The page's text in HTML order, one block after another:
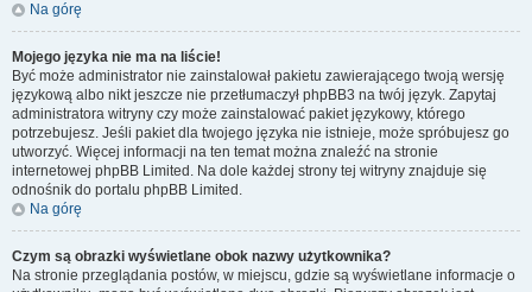
Na górę
Mojego języka nie ma na liście!
Być może administrator nie zainstalował pakietu zawierającego twoją wersję
językową albo nikt jeszcze nie przetłumaczył phpBB3 na twój język. Zapytaj
administratora witryny czy może zainstalować pakiet językowy, którego
potrzebujesz. Jeśli pakiet dla twojego języka nie istnieje, może spróbujesz go
utworzyć. Więcej informacji na ten temat można znaleźć na stronie
internetowej phpBB Limited. Na dole każdej strony tej witryny znajduje się
odnośnik do portalu phpBB Limited.
Na górę
Czym są obrazki wyświetlane obok nazwy użytkownika?
Na stronie przeglądania postów, w miejscu, gdzie są wyświetlane informacje o